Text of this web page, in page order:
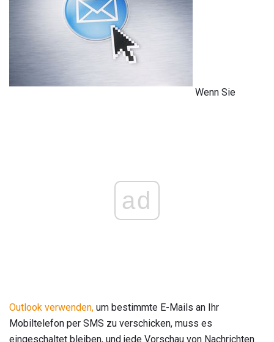
Wenn Sie
ad
Outlook verwenden, um bestimmte E-Mails an Ihr
Mobiltelefon per SMS zu verschicken, muss es
eingeschaltet bleiben, und jede Vorschau von Nachrichten